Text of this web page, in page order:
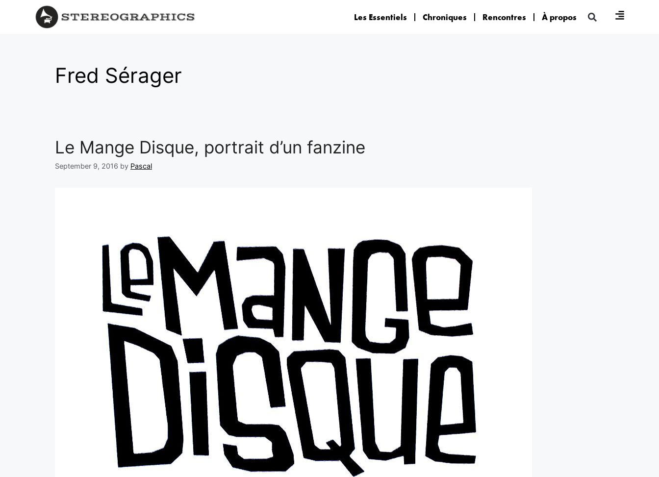
Les Essentiels Chroniques Rencontres À propos
Fred Sérager
Le Mange Disque, portrait d’un fanzine
September 9, 2016 by Pascal